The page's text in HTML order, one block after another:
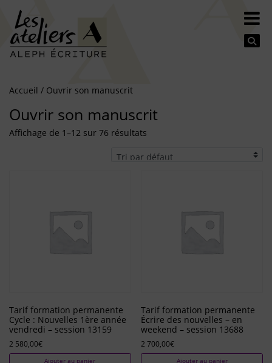
Accueil / Ouvrir son manuscrit
Ouvrir son manuscrit
Affichage de 1–12 sur 76 résultats
Tarif formation permanente
Cycle : Nouvelles 1ère année
vendredi – session 13159
2 580,00€
Ajouter au panier
Tarif formation permanente
Écrire des nouvelles – en
weekend – session 13688
2 700,00€
Ajouter au panier